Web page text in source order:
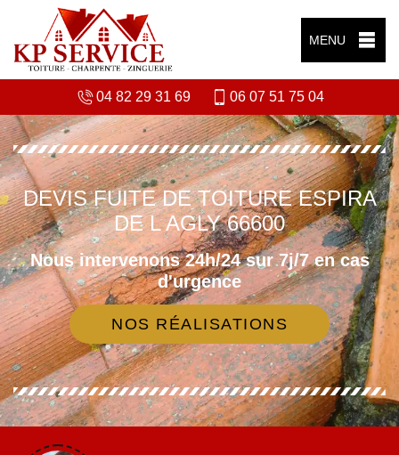
MENU
04 82 29 31 69 06 07 51 75 04
DEVIS FUITE DE TOITURE ESPIRA
DE L AGLY 66600
Nous intervenons 24h/24 sur 7j/7 en cas
d'urgence
NOS RÉALISATIONS